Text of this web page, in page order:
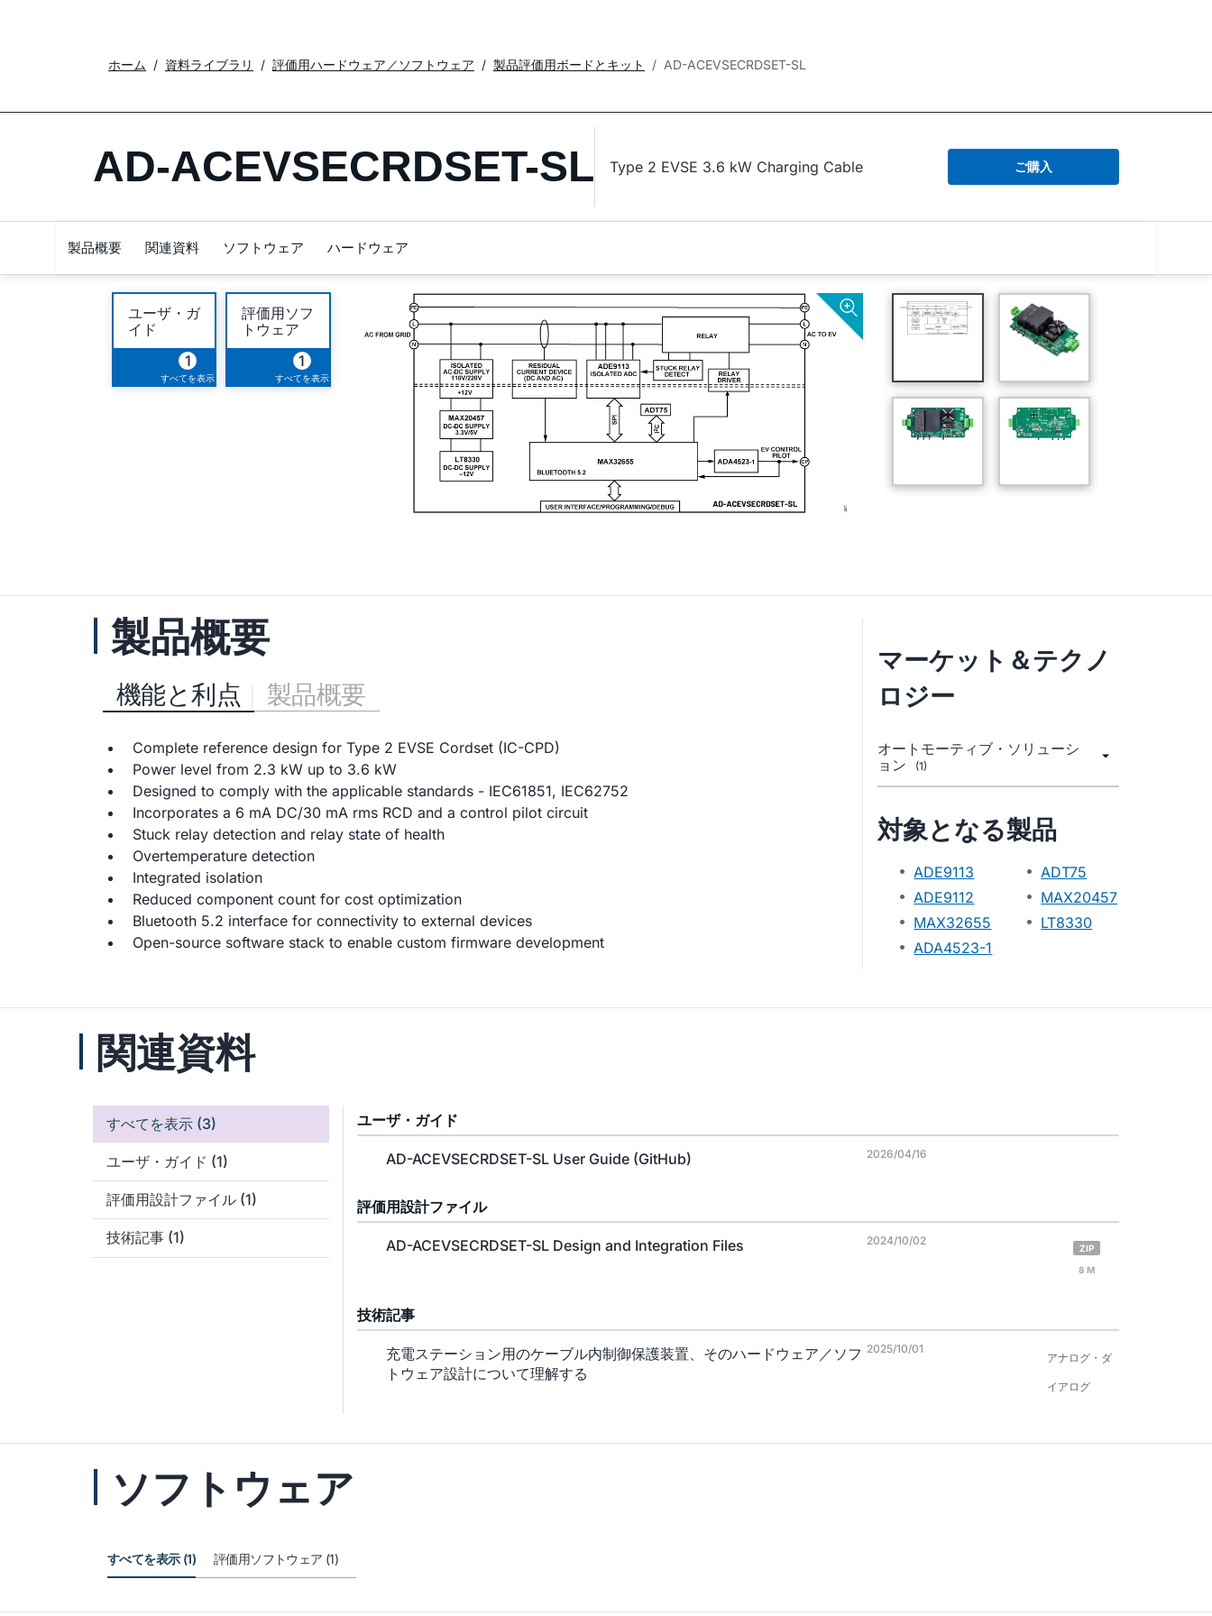
ホーム 資料ライブラリ 評価用ハードウェア／ソフトウェア 製品評価用ボードとキット AD-ACEVSECRDSET-SL
AD-ACEVSECRDSET-SL Type 2 EVSE 3.6 kW Charging Cable ご購入
製品概要 関連資料 ソフトウェア ハードウェア
ユーザ・ガ
イド
1
すべてを表示
評価用ソフ
トウェア
1
すべてを表示
製品概要
機能と利点 製品概要
Complete reference design for Type 2 EVSE Cordset (IC-CPD)
Power level from 2.3 kW up to 3.6 kW
Designed to comply with the applicable standards - IEC61851, IEC62752
Incorporates a 6 mA DC/30 mA rms RCD and a control pilot circuit
Stuck relay detection and relay state of health
Overtemperature detection
Integrated isolation
Reduced component count for cost optimization
Bluetooth 5.2 interface for connectivity to external devices
Open-source software stack to enable custom firmware development
マーケット＆テクノ
ロジー
オートモーティブ・ソリューシ
ョン
(1)
対象となる製品
ADE9113
ADE9112
MAX32655
ADA4523-1
ADT75
MAX20457
LT8330
関連資料
すべてを表示 (3)
ユーザ・ガイド (1)
評価用設計ファイル (1)
技術記事 (1)
ユーザ・ガイド
AD-ACEVSECRDSET-SL User Guide (GitHub) 2026/04/16
評価用設計ファイル
AD-ACEVSECRDSET-SL Design and Integration Files 2024/10/02
ZIP
8 M
技術記事
充電ステーション用のケーブル内制御保護装置、そのハードウェア／ソフ
トウェア設計について理解する
2025/10/01
アナログ・ダ
イアログ
ソフトウェア
すべてを表示 (1) 評価用ソフトウェア (1)